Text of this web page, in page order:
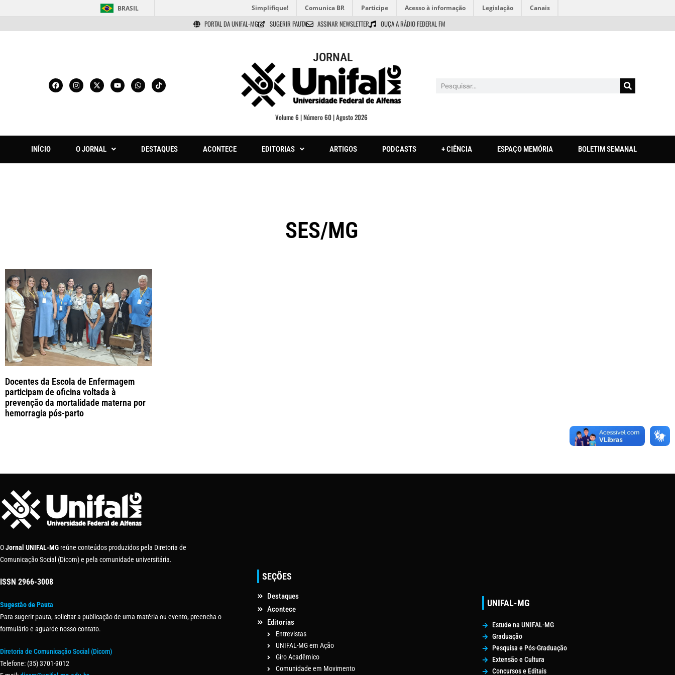
BRASIL Simplifique! Comunica BR Participe Acesso à informação Legislação Canais
PORTAL DA UNIFAL-MG SUGERIR PAUTA ASSINAR NEWSLETTER OUÇA A RÁDIO FEDERAL FM
JORNAL
Volume 6 | Número 60 | Agosto 2026
INÍCIO O JORNAL DESTAQUES ACONTECE EDITORIAS ARTIGOS PODCASTS + CIÊNCIA ESPAÇO MEMÓRIA BOLETIM SEMANAL
SES/MG
Docentes da Escola de Enfermagem
participam de oficina voltada à
prevenção da mortalidade materna por
hemorragia pós-parto
OJornal UNIFAL-MG reúne conteúdos produzidos pela Diretoria de
Comunicação Social (Dicom) e pela comunidade universitária.
ISSN 2966-3008
Sugestão de Pauta
Para sugerir pauta, solicitar a publicação de uma matéria ou evento, preencha o
formulário e aguarde nosso contato.
Diretoria de Comunicação Social (Dicom)
Telefone: (35) 3701-9012
SEÇÕES
Destaques
Acontece
Editorias
Entrevistas
UNIFAL-MG em Ação
Giro Acadêmico
Comunidade em Movimento
UNIFAL-MG
Estude na UNIFAL-MG
Graduação
Pesquisa e Pós-Graduação
Extensão e Cultura
Concursos e Editais